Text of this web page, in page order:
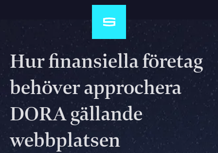
Hur finansiella företag
behöver approchera
DORA gällande
webbplatsen